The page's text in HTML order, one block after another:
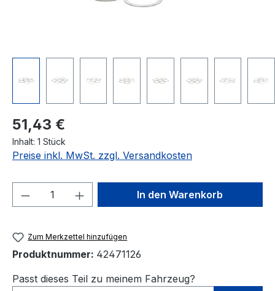
Regulärer Preis:
51,43 €
Inhalt: 1 Stück
Preise inkl. MwSt. zzgl. Versandkosten
Produkt Anzahl: Gib denIn den Warenkorb
Zum Merkzettel hinzufügen
Produktnummer: 42471126
Passt dieses Teil zu meinem Fahrzeug?